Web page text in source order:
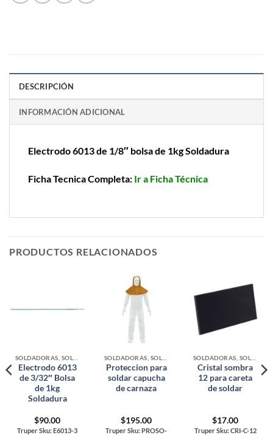
DESCRIPCIÓN
INFORMACIÓN ADICIONAL
Electrodo 6013 de 1/8″ bolsa de 1kg Soldadura
Ficha Tecnica Completa: Ir a Ficha Técnica
PRODUCTOS RELACIONADOS
Electrodo 6013
de 3/32″ Bolsa
de 1kg
Soldadura
$90.00
Truper Sku: E6013-3
Proteccion para
soldar capucha
de carnaza
$195.00
Truper Sku: PROSO-
Cristal sombra
12 para careta
de soldar
$17.00
Truper Sku: CRI-C-12